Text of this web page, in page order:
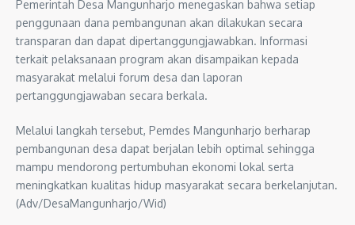
Pemerintah Desa Mangunharjo menegaskan bahwa setiap
penggunaan dana pembangunan akan dilakukan secara
transparan dan dapat dipertanggungjawabkan. Informasi
terkait pelaksanaan program akan disampaikan kepada
masyarakat melalui forum desa dan laporan
pertanggungjawaban secara berkala.
Melalui langkah tersebut, Pemdes Mangunharjo berharap
pembangunan desa dapat berjalan lebih optimal sehingga
mampu mendorong pertumbuhan ekonomi lokal serta
meningkatkan kualitas hidup masyarakat secara berkelanjutan.
(Adv/DesaMangunharjo/Wid)